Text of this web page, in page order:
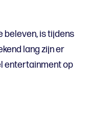
beleven, is tijdens
lang zijn er
entertainment op